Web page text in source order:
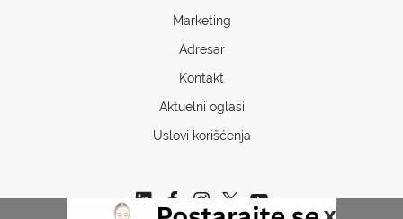
Marketing
Adresar
Kontakt
Aktuelni oglasi
Uslovi korišćenja